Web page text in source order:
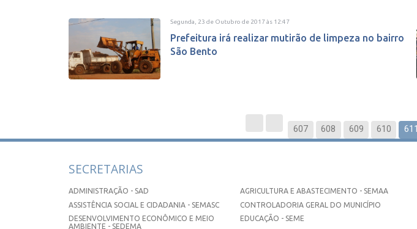
Segunda, 23 de Outubro de 2017às 12:47
Prefeitura irá realizar mutirão de limpeza no bairro
São Bento
607 608 609 610 611
SECRETARIAS
ADMINISTRAÇÃO - SAD
AGRICULTURA E ABASTECIMENTO - SEMAA
ASSISTÊNCIA SOCIAL E CIDADANIA - SEMASC
CONTROLADORIA GERAL DO MUNICÍPIO
DESENVOLVIMENTO ECONÔMICO E MEIO
AMBIENTE - SEDEMA
EDUCAÇÃO - SEME